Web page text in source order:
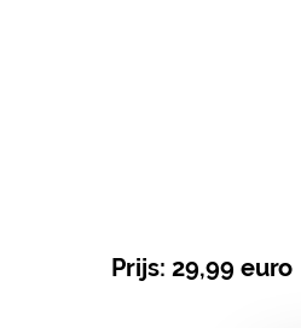
Prijs: 29,99 euro